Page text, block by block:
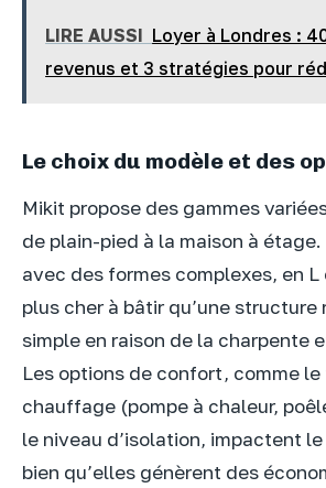
LIRE AUSSI Loyer à Londres :
revenus et 3 stratégies pour
Le choix du modèle et des
Mikit propose des gammes
de plain-pied à la maison à étage.
avec des formes complexes, en L
plus cher à bâtir qu’une
simple en raison de la charpente
Les options de confort, comme
chauffage (pompe à chaleur,
le niveau d’isolation, impactent
bien qu’elles génèrent des